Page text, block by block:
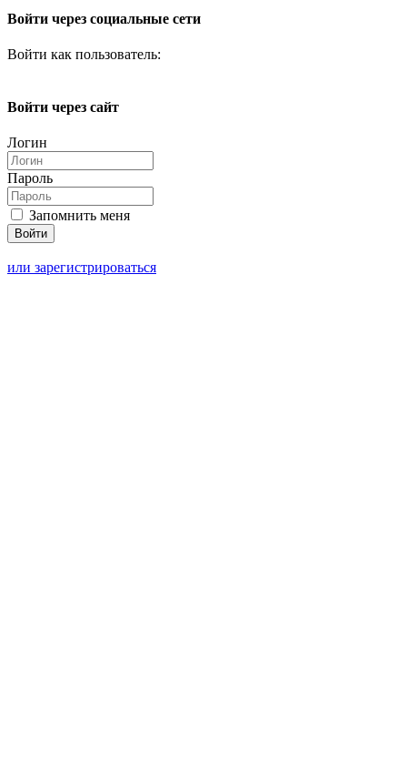
Войти через социальные сети
Войти как пользователь:
Войти через сайт
Логин
Пароль
Запомнить меня
или зарегистрироваться